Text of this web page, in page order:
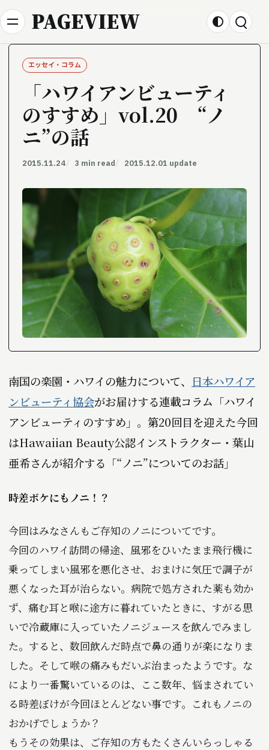
Skip to contentPAGEVIEW
エッセイ・コラム
「ハワイアンビューティ
のすすめ」vol.20 “ノ
ニ”の話
2015.11.24 3 min read 2015.12.01 update
南国の楽園・ハワイの魅力について、
日本ハワイア
ンビューティ協会がお届けする連載コラム「ハワイ
アンビューティのすすめ」。第20回目を迎えた今回
はHawaiian Beauty公認インストラクター・葉山
亜希さんが紹介する「“ノニ”についてのお話」――
時差ボケにもノニ！？
今回はみなさんもご存知のノニについてです。
今回のハワイ訪問の帰途、風邪をひいたまま飛行機に
乗ってしまい風邪を悪化させ、おまけに気圧で調子が
悪くなった耳が治らない。病院で処方された薬も効か
ず、痛む耳と喉に途方に暮れていたときに、すがる思
いで冷蔵庫に入っていたノニジュースを飲んでみまし
た。すると、数回飲んだ時点で鼻の通りが楽になりま
した。そして喉の痛みもだいぶ治まったようです。な
により一番驚いているのは、ここ数年、悩まされてい
る時差ぼけが今回ほとんどない事です。これもノニの
おかげでしょうか？
もうその効果は、ご存知の方もたくさんいらっしゃる